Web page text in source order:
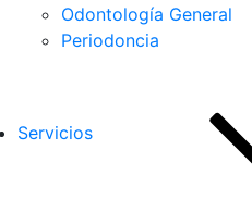
Odontología General
Periodoncia
Servicios